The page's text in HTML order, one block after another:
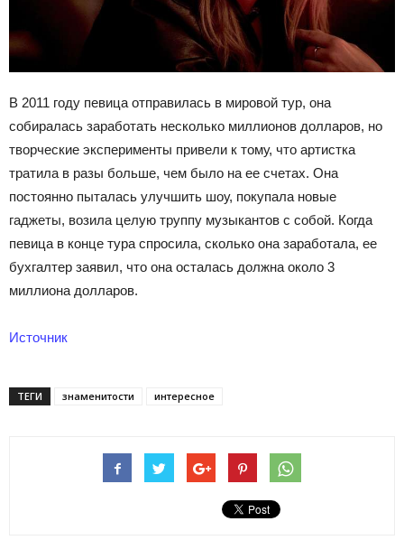
В 2011 году певица отправилась в мировой тур, она
собиралась заработать несколько миллионов долларов, но
творческие эксперименты привели к тому, что артистка
тратила в разы больше, чем было на ее счетах. Она
постоянно пыталась улучшить шоу, покупала новые
гаджеты, возила целую труппу музыкантов с собой. Когда
певица в конце тура спросила, сколько она заработала, ее
бухгалтер заявил, что она осталась должна около 3
миллиона долларов.
Источник
ТЕГИ знаменитости интересное